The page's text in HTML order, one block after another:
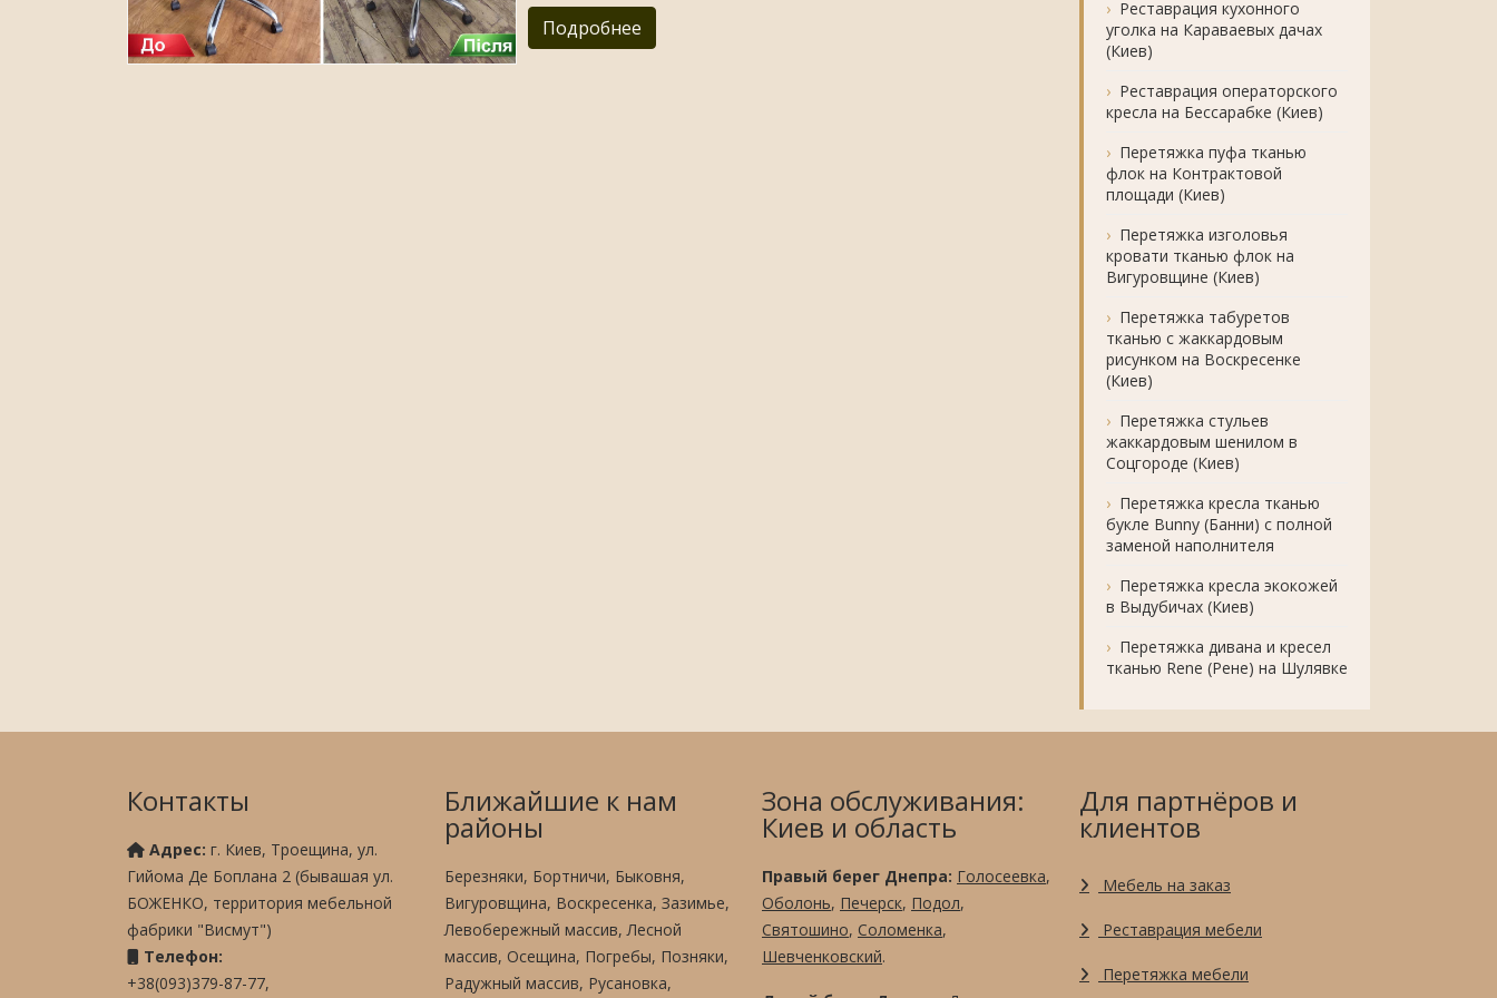
Подробнее
Реставрация кухонного
уголка на Караваевых дачах
(Киев)
Реставрация операторского
кресла на Бессарабке (Киев)
Перетяжка пуфа тканью
флок на Контрактовой
площади (Киев)
Перетяжка изголовья
кровати тканью флок на
Вигуровщине (Киев)
Перетяжка табуретов
тканью с жаккардовым
рисунком на Воскресенке
(Киев)
Перетяжка стульев
жаккардовым шенилом в
Соцгороде (Киев)
Перетяжка кресла тканью
букле Bunny (Банни) с полной
заменой наполнителя
Перетяжка кресла экокожей
в Выдубичах (Киев)
Перетяжка дивана и кресел
тканью Rene (Рене) на Шулявке
Контакты
Адрес: г. Киев, Троещина, ул.
Гийома Де Боплана 2 (бывашая ул.
БОЖЕНКО, территория мебельной
фабрики "Висмут")
Телефон:
+38(093)379-87-77,
Ближайшие к нам
районы
Березняки, Бортничи, Быковня,
Вигуровщина, Воскресенка, Зазимье,
Левобережный массив, Лесной
массив, Осещина, Погребы, Позняки,
Радужный массив, Русановка,
Зона обслуживания:
Киев и область
Правый берег Днепра: Голосеевка,
Оболонь, Печерск, Подол,
Святошино, Соломенка,
Шевченковский.
Для партнёров и
клиентов
Мебель на заказ
Реставрация мебели
Перетяжка мебели